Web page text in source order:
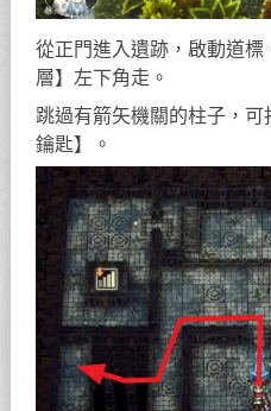
從正門進入遺跡，啟動道
層】左下角走。
跳過有箭矢機關的柱子，
鑰匙】。